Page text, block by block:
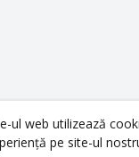
ul web utilizează
pe site-ul